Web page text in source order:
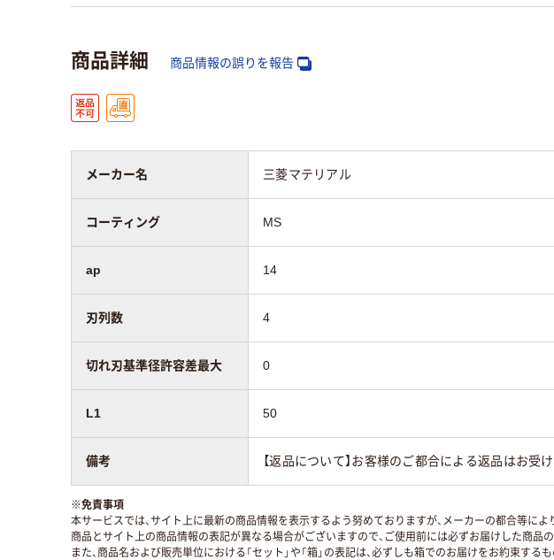
商品詳細 商品情報の誤りを報告
メーカー名 三菱マテリアル
コーティング MS
ap 14
刃列数 4
切れ刃基準径許容差最大 0
L1 50
備考 【返品について】お客様のご都合による返品はお受
※免責事項
本サービスでは、サイト上に最新の商品情報を表示するよう努めておりますが、メーカーの都合等によ
商品とサイト上の商品情報の表記が異なる場合がございますので、ご使用前には必ずお届けした商品
また、商品名および販売単位における「セット」や「箱」の表記は、必ずしも箱でのお届けをお約束する